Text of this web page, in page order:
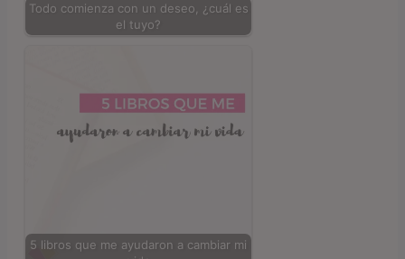
Todo comienza con un deseo, ¿cuál es
el tuyo?
5 libros que me ayudaron a cambiar mi